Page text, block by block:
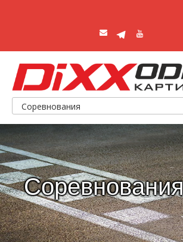
Соревнования